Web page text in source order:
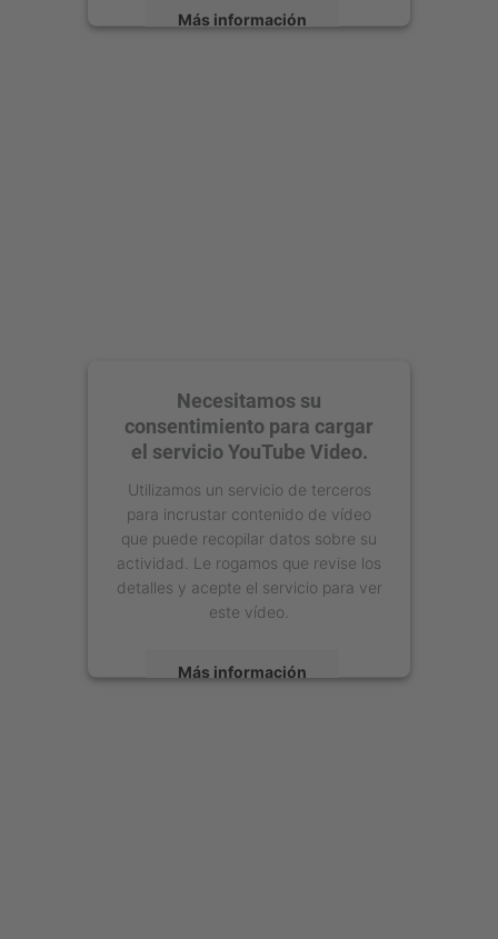
Más información
Necesitamos su
consentimiento para cargar
el servicio YouTube Video.
Utilizamos un servicio de terceros
para incrustar contenido de vídeo
que puede recopilar datos sobre su
actividad. Le rogamos que revise los
detalles y acepte el servicio para ver
este vídeo.
Más información